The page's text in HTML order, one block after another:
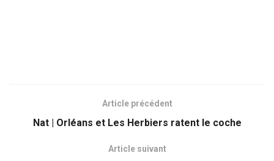
Article précédent
Nat | Orléans et Les Herbiers ratent le coche
Article suivant